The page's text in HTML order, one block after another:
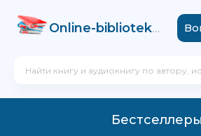
Online-biblioteka .com
Бестселлеры